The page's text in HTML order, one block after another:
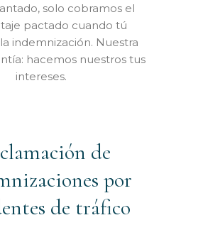
solo cobramos el
pactado cuando tú
indemnización. Nuestra
hacemos nuestros tus
intereses.
de
por
de tráfico